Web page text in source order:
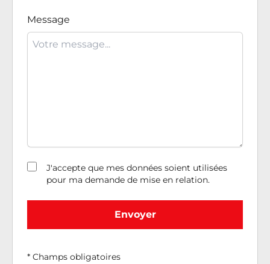
Message
J'accepte que mes données soient utilisées
pour ma demande de mise en relation.
Envoyer
* Champs obligatoires